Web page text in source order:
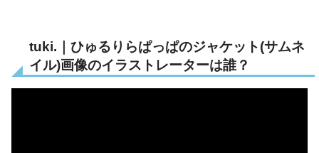
tuki.｜ひゅるりらぱっぱのジャケット(サムネ
イル)画像のイラストレーターは誰？